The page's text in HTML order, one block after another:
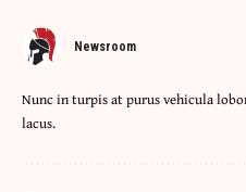
Newsroom
Nunc in turpis at purus vehicula
lacus.